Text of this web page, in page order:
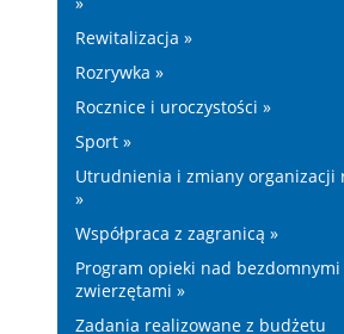
Rewitalizacja »
Rozrywka »
Rocznice i uroczystości »
Sport »
Utrudnienia i zmiany organizacji
»
Współpraca z zagranicą »
Program opieki nad bezdomnymi
zwierzętami »
Zadania realizowane z budżetu